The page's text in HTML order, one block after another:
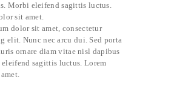
Morbi eleifend sagittis luctus.
sit amet.
dolor sit amet, consectetur
elit. Nunc nec arcu dui. Sed porta
ornare diam vitae nisl dapibus
sagittis luctus. Lorem